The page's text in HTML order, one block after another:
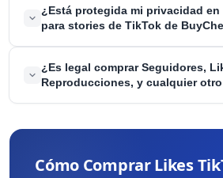
Sí, BuyCheapestFollowers ofrece
ayudar con cualquier consulta o
¿Está protegida mi privacidad
para stories de TikTok de
Sí, BuyCheapestFollowers prioriza la
clientes, la aplicación de protocolos
¿Es legal comprar Seguidores,
Reproducciones, y cualquier
de los términos de servicio de la
Cómo Comprar Likes